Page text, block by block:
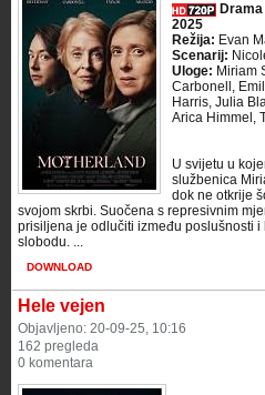
Drama
2025
Režija: Evan
Scenarij:
Uloge: Miriam
Carbonell,
Harris, Julia
Arica Himmel,
U svijetu u
službenica
dok ne otkrije
svojom skrbi. Suočena s represivnim
prisiljena je odlučiti između poslušnosti i
slobodu. ...
DOWNLOAD
Hele vejen
Objavljeno: 20-09-25, 10:16
162 pregleda
0 komentara